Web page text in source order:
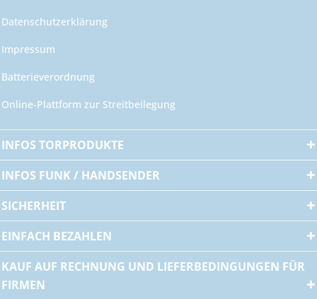
Datenschutzerklärung
Impressum
Batterieverordnung
Online-Plattform zur Streitbeilegung
INFOS TORPRODUKTE
INFOS FUNK / HANDSENDER
SICHERHEIT
EINFACH BEZAHLEN
KAUF AUF RECHNUNG UND LIEFERBEDINGUNGEN FÜR
FIRMEN